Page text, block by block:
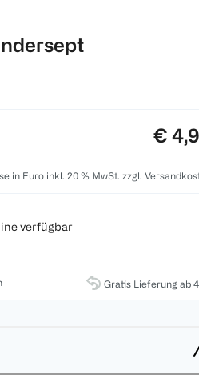
€
in Euro inkl. 20 % MwSt. zzgl.
verfügbar
Gratis Lieferung ab